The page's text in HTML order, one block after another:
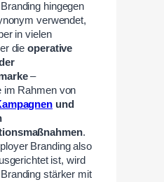
hingegen
verwendet,
in vielen
dieoperative
–
im Rahmen von
und
.
Branding also
ist, wird
stärker mit